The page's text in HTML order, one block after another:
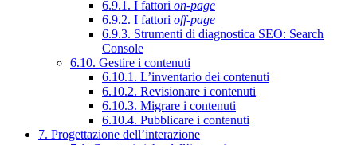
6.9.1. I fattori on-page
6.9.2. I fattori off-page
6.9.3. Strumenti di diagnostica SEO: Search
Console
6.10. Gestire i contenuti
6.10.1. L’inventario dei contenuti
6.10.2. Revisionare i contenuti
6.10.3. Migrare i contenuti
6.10.4. Pubblicare i contenuti
7. Progettazione dell’interazione